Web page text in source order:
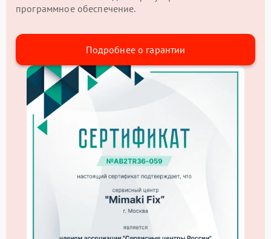
программное обеспечение.
Подробнее о гарантии